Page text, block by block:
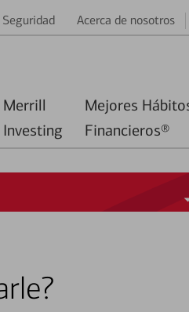
Seguridad Acerca de nosotros
Merrill
Investing
Mejores
Financieros®